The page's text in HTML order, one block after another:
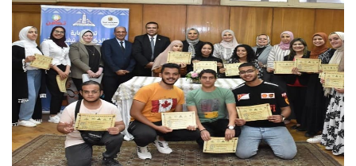
الخريجين
الموظفون
الزائـرون
سجل الان